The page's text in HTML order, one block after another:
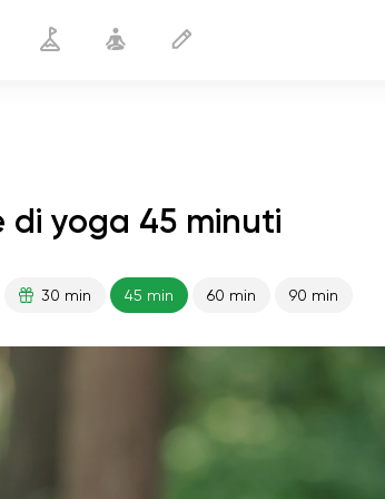
di yoga 45 minuti
30 min 45 min 60 min 90 min